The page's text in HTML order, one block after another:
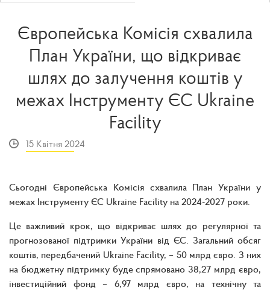
Європейська Комісія схвалила
План України, що відкриває
шлях до залучення коштів у
межах Інструменту ЄС Ukraine
Facility
15 Квітня 2024
Сьогодні Європейська Комісія схвалила План України у
межах Інструменту ЄС Ukraine Facility на 2024-2027 роки.
Це важливий крок, що відкриває шлях до регулярної та
прогнозованої підтримки України від ЄС. Загальний обсяг
коштів, передбачений Ukraine Facility, – 50 млрд євро. З них
на бюджетну підтримку буде спрямовано 38,27 млрд євро,
інвестиційний фонд – 6,97 млрд євро, на технічну та